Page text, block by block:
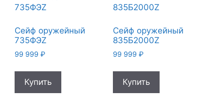
Сейф оружейный
735ФЭZ
99 999 ₽
Купить
Сейф оружейный
835Б2000Z
99 999 ₽
Купить